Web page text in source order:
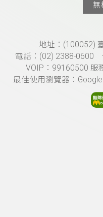
無
頁尾資訊地址：(100052)
電話：(02) 2388-0600
VOIP：99160500 服
最佳使用瀏覽器：